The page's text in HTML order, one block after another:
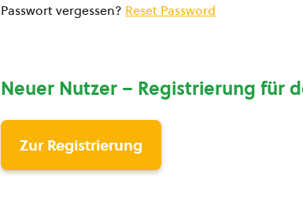
Passwort vergessen? Reset Password
Neuer Nutzer – Registrierung für
Zur Registrierung